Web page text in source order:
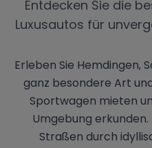
Entdecken Sie die
Luxusautos für
Erleben Sie Hemdingen,
ganz besondere Art
Sportwagen mieten
Umgebung
Straßen durch